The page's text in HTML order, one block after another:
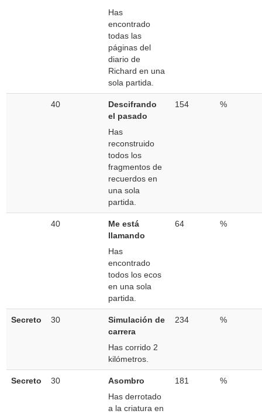
Has
encontrado
todas las
páginas del
diario de
Richard en una
sola partida.
40
Descifrando
el pasado
Has
reconstruido
todos los
fragmentos de
recuerdos en
una sola
partida.
154 %
40
Me está
llamando
Has
encontrado
todos los ecos
en una sola
partida.
64 %
Secreto 30
Simulación de
carrera
Has corrido 2
kilómetros.
234 %
Secreto 30
Asombro
Has derrotado
a la criatura en
181 %